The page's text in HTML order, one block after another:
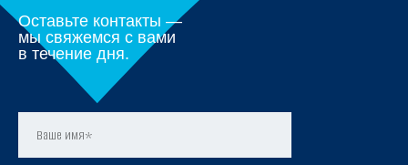
Оставьте контакты —
мы свяжемся с вами
в течение дня.